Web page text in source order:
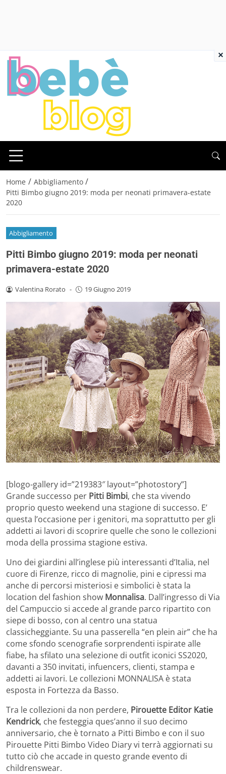
Home / Abbigliamento /
Pitti Bimbo giugno 2019: moda per neonati primavera-estate
2020
Abbigliamento
Pitti Bimbo giugno 2019: moda per neonati
primavera-estate 2020
Valentina Rorato - 19 Giugno 2019
[blogo-gallery id=”219383″ layout=”photostory”]
Grande successo per Pitti Bimbi, che sta vivendo
proprio questo weekend una stagione di successo. E’
questa l’occasione per i genitori, ma soprattutto per gli
addetti ai lavori di scoprire quelle che sono le collezioni
moda della prossima stagione estiva.
Uno dei giardini all’inglese più interessanti d’Italia, nel
cuore di Firenze, ricco di magnolie, pini e cipressi ma
anche di percorsi misteriosi e simbolici è stata la
location del fashion show Monnalisa. Dall’ingresso di Via
del Campuccio si accede al grande parco ripartito con
siepe di bosso, con al centro una statua
classicheggiante. Su una passerella “en plein air” che ha
come sfondo scenografie sorprendenti ispirate alle
fiabe, ha sfilato una selezione di outfit iconici SS2020,
davanti a 350 invitati, infuencers, clienti, stampa e
addetti ai lavori. Le collezioni MONNALISA è stata
esposta in Fortezza da Basso.
Tra le collezioni da non perdere, Pirouette Editor Katie
Kendrick, che festeggia ques’anno il suo decimo
anniversario, che è tornato a Pitti Bimbo e con il suo
Pirouette Pitti Bimbo Video Diary vi terrà aggiornati su
tutto ciò che accade in questo grande evento di
childrenswear.
×